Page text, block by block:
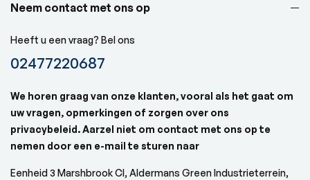
Neem contact met ons op
Heeft u een vraag? Bel ons
02477220687
We horen graag van onze klanten, vooral als het gaat om
uw vragen, opmerkingen of zorgen over ons
privacybeleid. Aarzel niet om contact met ons op te
nemen door een e-mail te sturen naar
Eenheid 3 Marshbrook Cl, Aldermans Green Industrieterrein,